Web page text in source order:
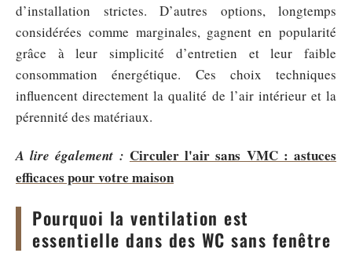
d’installation strictes. D’autres options, longtemps
considérées comme marginales, gagnent en popularité
grâce à leur simplicité d’entretien et leur faible
consommation énergétique. Ces choix techniques
influencent directement la qualité de l’air intérieur et la
pérennité des matériaux.
A lire également : Circuler l'air sans VMC : astuces
efficaces pour votre maison
Pourquoi la ventilation est
essentielle dans des WC sans fenêtre